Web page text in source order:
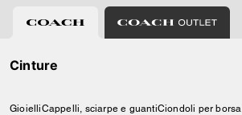
Cinture
GioielliCappelli, sciarpe e guantiCiondoli per